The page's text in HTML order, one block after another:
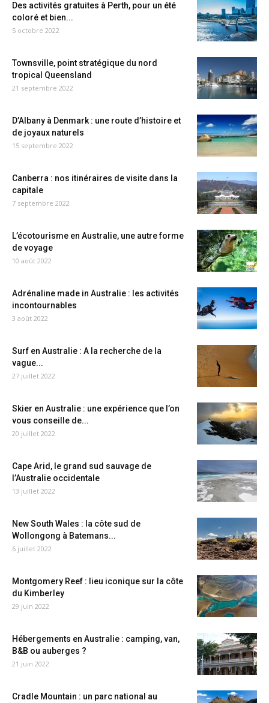
Des activités gratuites à Perth, pour un été
coloré et bien...
5 octobre 2022
Townsville, point stratégique du nord
tropical Queensland
21 septembre 2022
D’Albany à Denmark : une route d’histoire et
de joyaux naturels
15 septembre 2022
Canberra : nos itinéraires de visite dans la
capitale
7 septembre 2022
L’écotourisme en Australie, une autre forme
de voyage
10 août 2022
Adrénaline made in Australie : les activités
incontournables
3 août 2022
Surf en Australie : A la recherche de la
vague...
27 juillet 2022
Skier en Australie : une expérience que l’on
vous conseille de...
20 juillet 2022
Cape Arid, le grand sud sauvage de
l’Australie occidentale
13 juillet 2022
New South Wales : la côte sud de
Wollongong à Batemans...
6 juillet 2022
Montgomery Reef : lieu iconique sur la côte
du Kimberley
29 juin 2022
Hébergements en Australie : camping, van,
B&B ou auberges ?
21 juin 2022
Cradle Mountain : un parc national au